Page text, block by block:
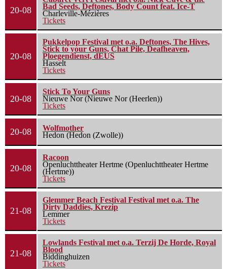
20-08
Bad Seeds, Deftones, Body Count feat. Ice-T
Charleville-Mézières
Tickets
20-08
Pukkelpop Festival met o.a. Deftones, The Hives,
Stick to your Guns, Chat Pile, Deafheaven,
Ploegendienst, dEUS
Hasselt
Tickets
20-08
Stick To Your Guns
Nieuwe Nor (Nieuwe Nor (Heerlen))
Tickets
20-08
Wolfmother
Hedon (Hedon (Zwolle))
20-08
Racoon
Openluchttheater Hertme (Openluchttheater Hertme
(Hertme))
Tickets
21-08
Glemmer Beach Festival Festival met o.a. The
Dirty Daddies, Krezip
Lemmer
Tickets
21-08
Lowlands Festival met o.a. Terzij De Horde, Royal
Blood
Biddinghuizen
Tickets